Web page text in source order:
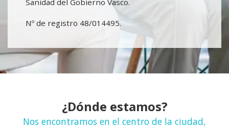
Sanidad del Gobierno Vasco.
Nº de registro 48/014495.
¿Dónde estamos?
Nos encontramos en el centro de la ciudad,